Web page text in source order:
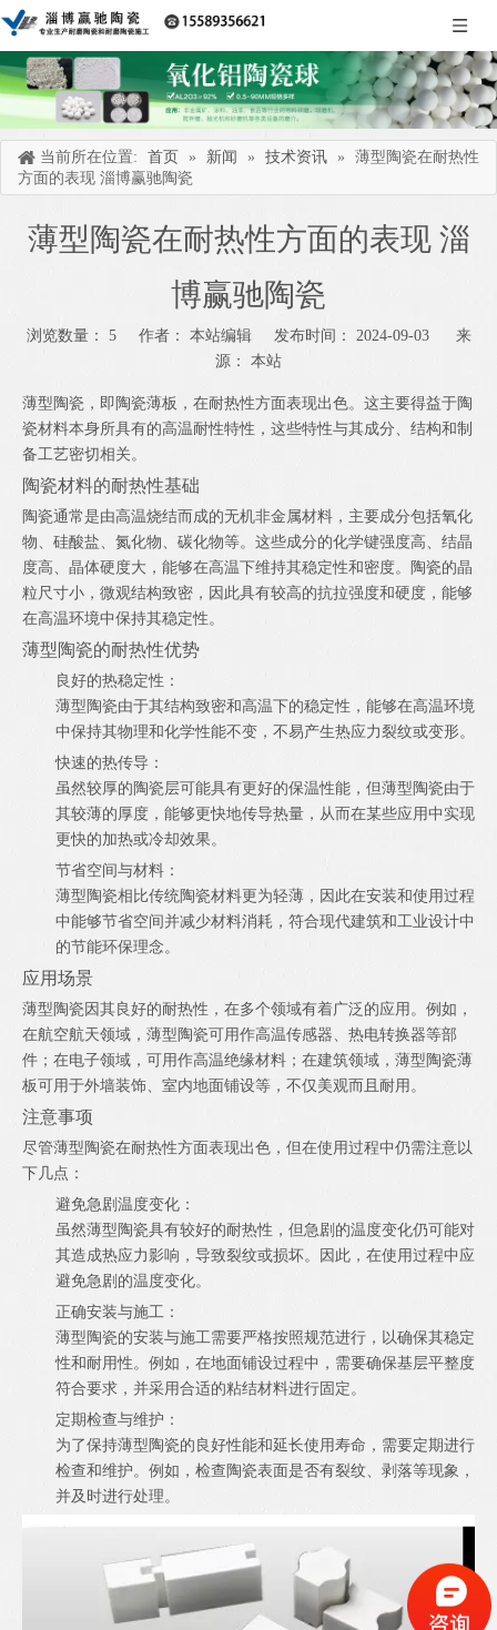
当前所在位置: 首页 » 新闻 » 技术资讯 »
薄型陶瓷在耐热性
方面的表现 淄博赢驰陶瓷
薄型陶瓷在耐热性方面的表现 淄
博赢驰陶瓷
浏览数量： 5作者： 本站编辑 发布时间： 2024-09-03 来
源： 本站
["wechat","weibo","qzone","douban","email"]
薄型陶瓷，即陶瓷薄板，在耐热性方面表现出色。这主要得益于陶
瓷材料本身所具有的高温耐性特性，这些特性与其成分、结构和制
备工艺密切相关。
陶瓷材料的耐热性基础
陶瓷通常是由高温烧结而成的无机非金属材料，主要成分包括氧化
物、硅酸盐、氮化物、碳化物等。这些成分的化学键强度高、结晶
度高、晶体硬度大，能够在高温下维持其稳定性和密度。陶瓷的晶
粒尺寸小，微观结构致密，因此具有较高的抗拉强度和硬度，能够
在高温环境中保持其稳定性。
薄型陶瓷的耐热性优势
良好的热稳定性：
薄型陶瓷由于其结构致密和高温下的稳定性，能够在高温环境
中保持其物理和化学性能不变，不易产生热应力裂纹或变形。
快速的热传导：
虽然较厚的陶瓷层可能具有更好的保温性能，但薄型陶瓷由于
其较薄的厚度，能够更快地传导热量，从而在某些应用中实现
更快的加热或冷却效果。
节省空间与材料：
薄型陶瓷相比传统陶瓷材料更为轻薄，因此在安装和使用过程
中能够节省空间并减少材料消耗，符合现代建筑和工业设计中
的节能环保理念。
应用场景
薄型陶瓷因其良好的耐热性，在多个领域有着广泛的应用。例如，
在航空航天领域，薄型陶瓷可用作高温传感器、热电转换器等部
件；在电子领域，可用作高温绝缘材料；在建筑领域，薄型陶瓷薄
板可用于外墙装饰、室内地面铺设等，不仅美观而且耐用。
注意事项
尽管薄型陶瓷在耐热性方面表现出色，但在使用过程中仍需注意以
下几点：
避免急剧温度变化：
虽然薄型陶瓷具有较好的耐热性，但急剧的温度变化仍可能对
其造成热应力影响，导致裂纹或损坏。因此，在使用过程中应
避免急剧的温度变化。
正确安装与施工：
薄型陶瓷的安装与施工需要严格按照规范进行，以确保其稳定
性和耐用性。例如，在地面铺设过程中，需要确保基层平整度
符合要求，并采用合适的粘结材料进行固定。
定期检查与维护：
为了保持薄型陶瓷的良好性能和延长使用寿命，需要定期进行
检查和维护。例如，检查陶瓷表面是否有裂纹、剥落等现象，
并及时进行处理。